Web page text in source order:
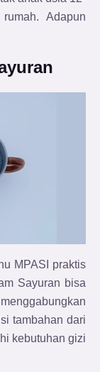
Adapun
MPASI praktis
Sayuran bisa
tambahan dari
kebutuhan gizi